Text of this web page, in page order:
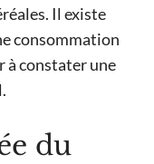
Il existe
consommation
à constater une
du